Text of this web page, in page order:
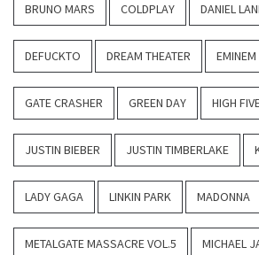
BRUNO MARS COLDPLAY DANIEL
DEFUCKTO DREAM THEATER EMINEM
GATE CRASHER GREEN DAY HIGH
JUSTIN BIEBER JUSTIN TIMBERLAKE
LADY GAGA LINKIN PARK MADONNA
METALGATE MASSACRE VOL.5 MICHAEL